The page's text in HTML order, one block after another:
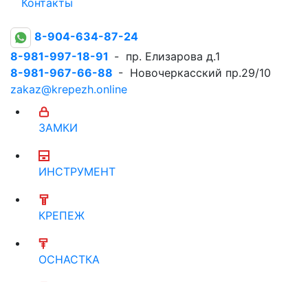
8-904-634-87-24
8-981-997-18-91 - пр. Елизарова д.1
8-981-967-66-88 - Новочеркасский пр.29/10
zakaz@krepezh.online
ЗАМКИ
ИНСТРУМЕНТ
КРЕПЕЖ
ОСНАСТКА